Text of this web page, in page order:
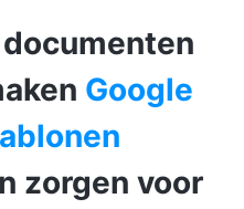
Google
zorgen voor